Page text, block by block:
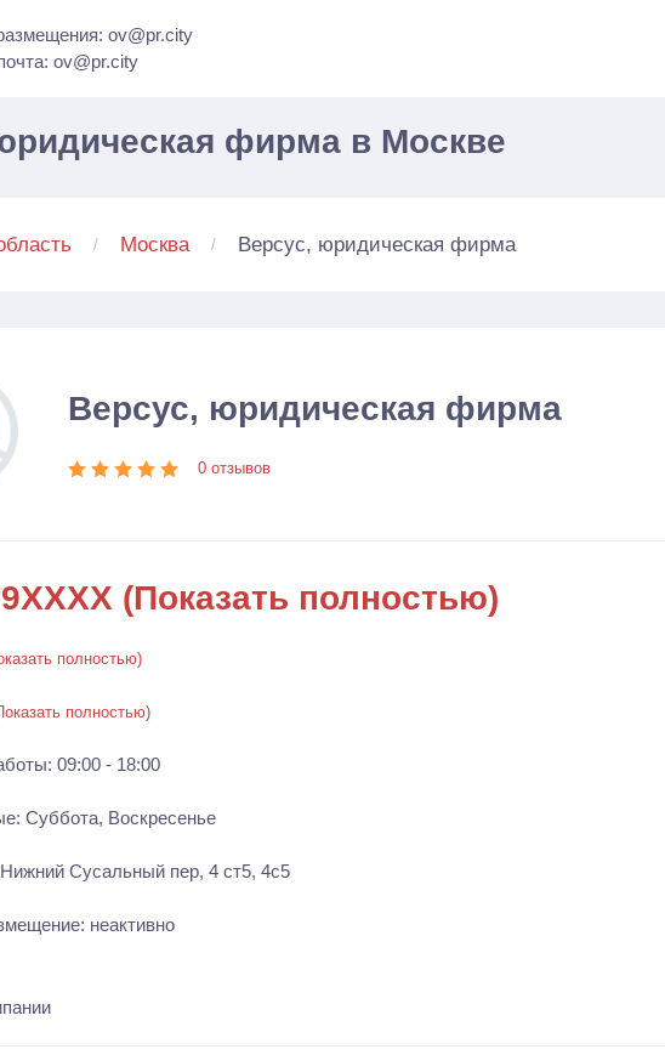
ov@pr.city
ov@pr.city
фирма в Москве
Москва Версус, юридическая фирма
Версус, юридическая фирма
0 отзывов
(Показать полностью)
полностью)
полностью)
09:00 - 18:00
Суббота, Воскресенье
Сусальный пер, 4 ст5, 4с5
неактивно